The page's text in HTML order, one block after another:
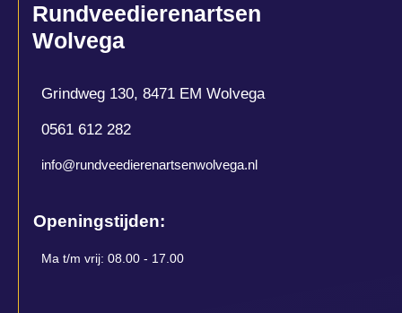
Rundveedierenartsen
Wolvega
Grindweg 130, 8471 EM Wolvega
0561 612 282
info@rundveedierenartsenwolvega.nl
Openingstijden:
Ma t/m vrij: 08.00 - 17.00